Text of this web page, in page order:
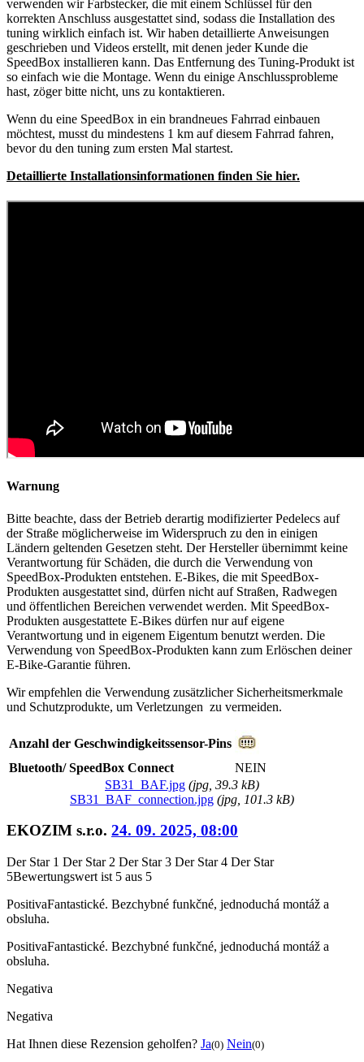
verwenden wir Farbstecker, die mit einem Schlüssel für den
korrekten Anschluss ausgestattet sind, sodass die Installation des
tuning wirklich einfach ist. Wir haben detaillierte Anweisungen
geschrieben und Videos erstellt, mit denen jeder Kunde die
SpeedBox installieren kann. Das Entfernung des Tuning-Produkt ist
so einfach wie die Montage. Wenn du einige Anschlussprobleme
hast, zöger bitte nicht, uns zu kontaktieren.
Wenn du eine SpeedBox in ein brandneues Fahrrad einbauen
möchtest, musst du mindestens 1 km auf diesem Fahrrad fahren,
bevor du den tuning zum ersten Mal startest.
Detaillierte Installationsinformationen finden Sie hier.
Warnung
Bitte beachte, dass der Betrieb derartig modifizierter Pedelecs auf
der Straße möglicherweise im Widerspruch zu den in einigen
Ländern geltenden Gesetzen steht. Der Hersteller übernimmt keine
Verantwortung für Schäden, die durch die Verwendung von
SpeedBox-Produkten entstehen. E-Bikes, die mit SpeedBox-
Produkten ausgestattet sind, dürfen nicht auf Straßen, Radwegen
und öffentlichen Bereichen verwendet werden. Mit SpeedBox-
Produkten ausgestattete E-Bikes dürfen nur auf eigene
Verantwortung und in eigenem Eigentum benutzt werden. Die
Verwendung von SpeedBox-Produkten kann zum Erlöschen deiner
E-Bike-Garantie führen.
Wir empfehlen die Verwendung zusätzlicher Sicherheitsmerkmale
und Schutzprodukte, um Verletzungen zu vermeiden.
Anzahl der Geschwindigkeitssensor-Pins
Bluetooth/ SpeedBox Connect
NEIN
SB31_BAF.jpg (jpg , 39.3 kB)
SB31_BAF_connection.jpg (jpg , 101.3 kB)
EKOZIM s.r.o. 24. 09. 2025, 08:00
Der Star 1 Der Star 2 Der Star 3 Der Star 4 Der Star
5Bewertungswert ist 5 aus 5
PositivaFantastické. Bezchybné funkčné, jednoduchá montáž a
obsluha.
PositivaFantastické. Bezchybné funkčné, jednoduchá montáž a
obsluha.
Negativa
Negativa
Hat Ihnen diese Rezension geholfen? Ja(0) Nein(0)